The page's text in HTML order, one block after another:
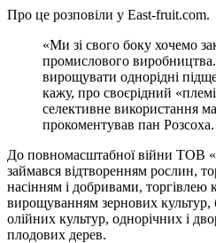
Про це розповіли у East-fruit.com.
«Ми зі свого боку хочемо
промислового
вирощувати однорідні
кажу, про своєрідний
селективне використання
прокоментував пан Розсоха.
До повномасштабної війни ТОВ
займався відтворенням рослин,
насінням і добривами, торгівлею
вирощуванням зернових культур,
олійних культур, однорічних і
плодових дерев.